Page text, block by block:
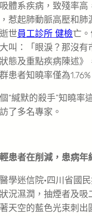
體系疾病，致殘率
惹起肺動脈高壓和肺
世員工診所 健檢亡
叫：「眼淚？那沒有
態及重點疾病陳述
患者知曉率僅為1.76%
“緘默的殺手”知曉率
了多名專家。
患者在削減，患病年
學迷信院·四川省國
況濕潤，抽煙者及
天空的藍色光束刺